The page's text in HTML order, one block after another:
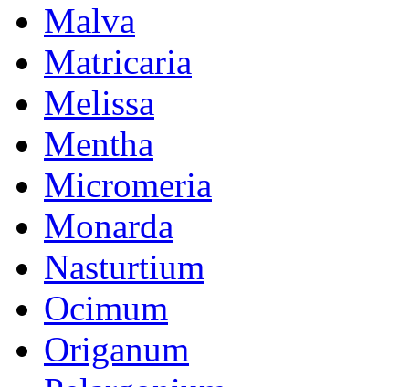
Malva
Matricaria
Melissa
Mentha
Micromeria
Monarda
Nasturtium
Ocimum
Origanum